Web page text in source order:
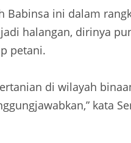
Babinsa ini dalam
halangan, dirinya
petani.
di wilayah
kata